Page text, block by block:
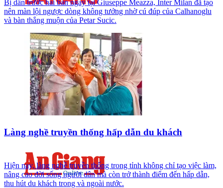
Bị dẫn trước hai bàn ngay tại Giuseppe Meazza, Inter Milan đã tạo
nên màn lội ngược dòng không tưởng nhờ cú đúp của Calhanoglu
và bàn thắng muộn của Petar Sucic.
Làng nghề truyền thống hấp dẫn du khách
Hiện nay, làng nghề truyền thống trong tỉnh không chỉ tạo việc làm,
nâng cao đời sống người dân mà còn trở thành điểm đến hấp dẫn,
thu hút du khách trong và ngoài nước.